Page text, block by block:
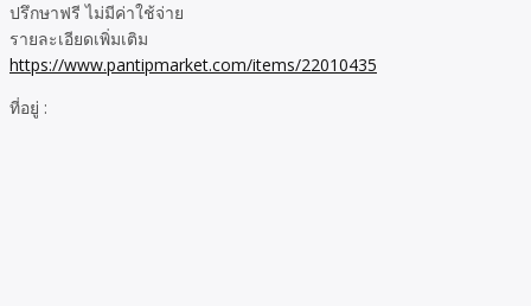
ปรึกษาฟรี ไม่มีค่าใช้จ่าย
รายละเอียดเพิ่มเติม
https://www.pantipmarket.com/items/22010435
ที่อยู่ :